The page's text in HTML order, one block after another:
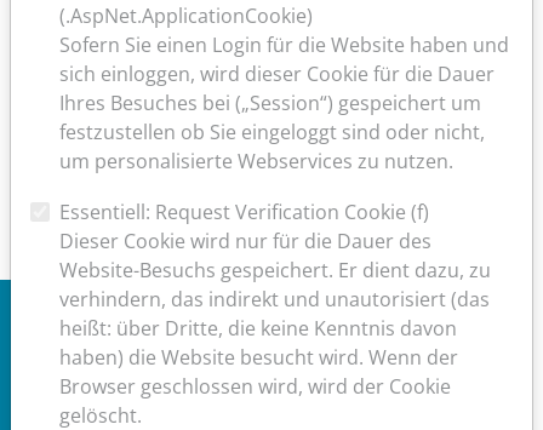
Telefonnummer Rettungsdienst (in
medizinischen
Notfällen):112
Giftinformationszentrale
Rheinland-
240
PRAXISURLAUB
(.AspNet.ApplicationCookie)
Sofern Sie einen Login für die Website haben und
sich einloggen, wird dieser Cookie für die Dauer
Ihres Besuches bei („Session“) gespeichert um
festzustellen ob Sie eingeloggt sind oder nicht,
um personalisierte Webservices zu nutzen.
Essentiell: Request Verification Cookie (f)
Dieser Cookie wird nur für die Dauer des
Website-Besuchs gespeichert. Er dient dazu, zu
verhindern, das indirekt und unautorisiert (das
heißt: über Dritte, die keine Kenntnis davon
haben) die Website besucht wird. Wenn der
Browser geschlossen wird, wird der Cookie
gelöscht.